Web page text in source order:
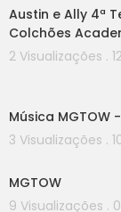
Austin e Ally 4ª
Colchões
2 Visualizações .
Música MGTOW
3 Visualizações .
MGTOW
9 Visualizações .